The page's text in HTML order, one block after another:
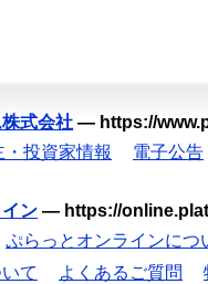
式会社 — https://
・投資家情報 電子公告
ン — https://
ぷらっとオンラインにつ
て
よくあるご質問